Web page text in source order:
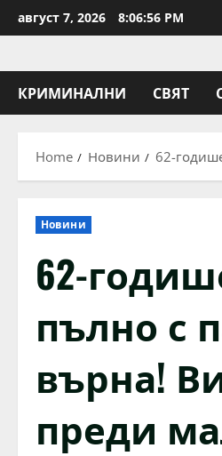
to
август 7, 2026 8:06:57 PM
КРИМИНАЛНИ СВЯТ
Home Новини 62-
Новини
62-
пълно с
върна!
преди